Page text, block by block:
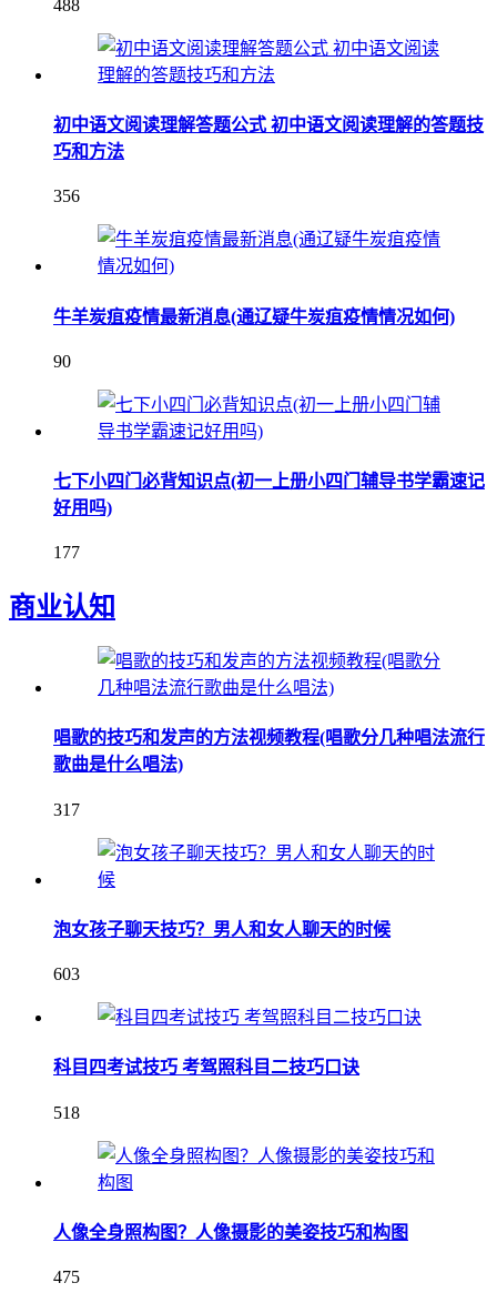
488
初中语文阅读理解答题公式 初中语文阅读理解的答题技
巧和方法
356
牛羊炭疽疫情最新消息(通辽疑牛炭疽疫情情况如何)
90
七下小四门必背知识点(初一上册小四门辅导书学霸速记
好用吗)
177
商业认知
唱歌的技巧和发声的方法视频教程(唱歌分几种唱法流行
歌曲是什么唱法)
317
泡女孩子聊天技巧？男人和女人聊天的时候
603
科目四考试技巧 考驾照科目二技巧口诀
518
人像全身照构图？人像摄影的美姿技巧和构图
475